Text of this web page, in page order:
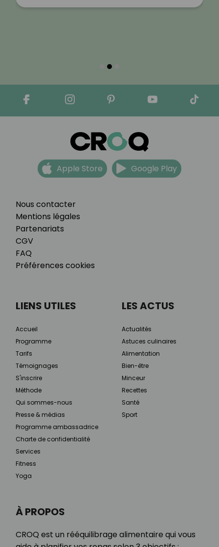
Nous contacter
Mentions légales
Partenariats
CGV
FAQ
Préférences cookies
Apple Store Google Play
À PROPOS
CROQ est un rééquilibrage alimentaire qui vous
LIENS UTILES
Accueil
Programme
Tarifs
Témoignages
S'inscrire
Méthode
Qui sommes-nous
Presse & médias
Programme ambassadrice
Charte de confidentialité
Services
Fitness
Yoga
LES ACTUS
Actualités
Astuces culinaires
Alimentation
Bien-être
Minceur
Recettes
Santé
Sport